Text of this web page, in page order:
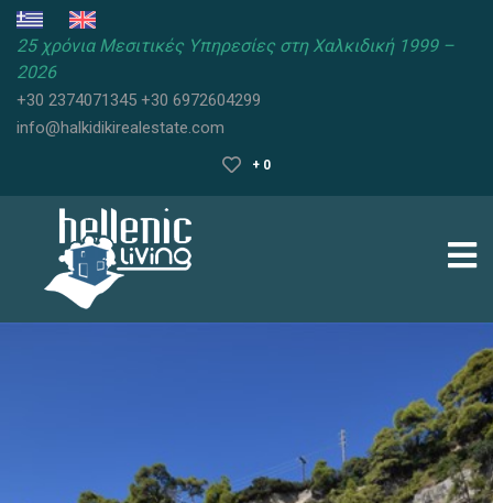
25 χρόνια Μεσιτικές Υπηρεσίες στη Χαλκιδική 1999 –
2026
+30 2374071345 +30 6972604299
info@halkidikirealestate.com
+ 0
ΜΕΣΙΤΙΚΟ
ΓΡΑΦΕΙΟ
ΧΑΛΚΙΔΙΚΗ
ΧΑΛΚΙΔΙΚΗ
ΧΑΛΚΙΔΙΚΗ
ΑΝΑΘΕΣΗ
ΑΚΙΝΗΤΟΥ